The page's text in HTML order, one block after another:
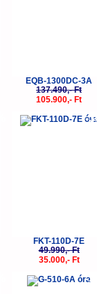
EQB-1300DC-3A
137.490,- Ft
105.900,- Ft
-
FKT-110D-7E
49.990,- Ft
35.000,- Ft
-